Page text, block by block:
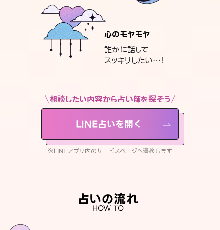
心のモヤモヤ
誰かに話して
スッキリしたい…！
相談したい内容から占い師を探そう
LINE占いを開く
※LINEアプリ内のサービスページへ遷移します
占いの流れ
HOW TO